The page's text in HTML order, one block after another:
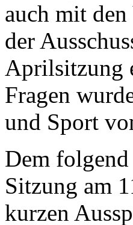
auch mit
der
Aprilsitzung
Fragen
und Sport
Dem
Sitzung am
kurzen